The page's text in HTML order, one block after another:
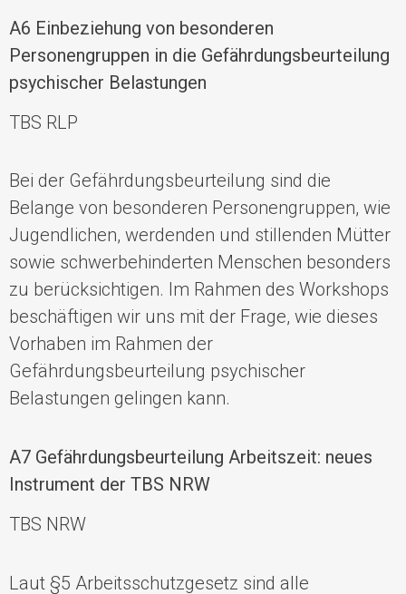
A6 Einbeziehung von besonderen
Personengruppen in die Gefährdungsbeurteilung
psychischer Belastungen
TBS RLP
Bei der Gefährdungsbeurteilung sind die
Belange von besonderen Personengruppen, wie
Jugendlichen, werdenden und stillenden Mütter
sowie schwerbehinderten Menschen besonders
zu berücksichtigen. Im Rahmen des Workshops
beschäftigen wir uns mit der Frage, wie dieses
Vorhaben im Rahmen der
Gefährdungsbeurteilung psychischer
Belastungen gelingen kann.
A7 Gefährdungsbeurteilung Arbeitszeit: neues
Instrument der TBS NRW
TBS NRW
Laut §5 Arbeitsschutzgesetz sind alle